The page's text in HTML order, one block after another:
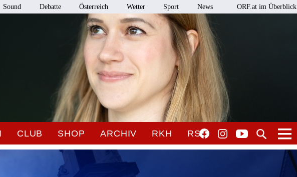
Sound Debatte Österreich Wetter Sport News ORF.at im Überblick
CLUB SHOP ARCHIV RKH RSO